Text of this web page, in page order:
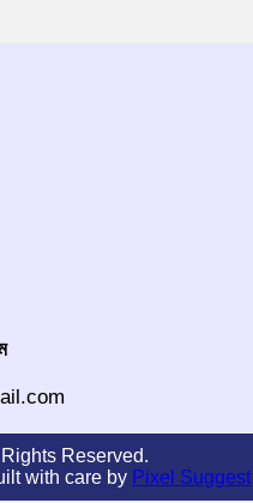
Reserved.
with care by Pixel Suggest